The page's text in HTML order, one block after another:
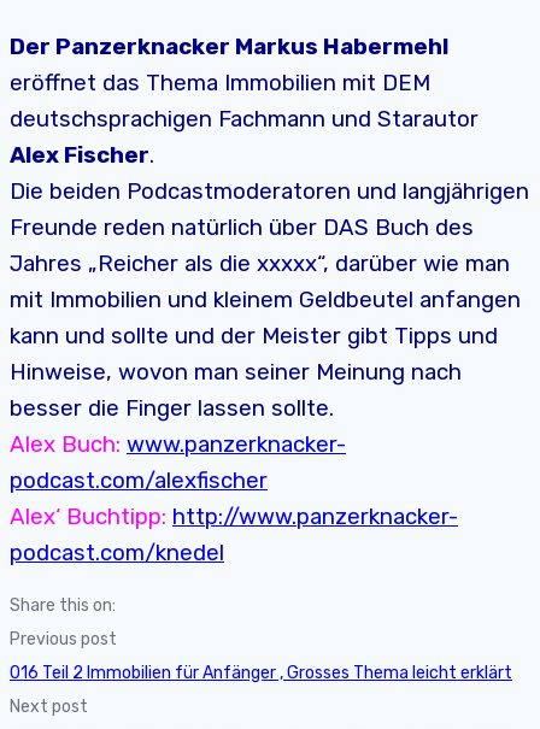
Der Panzerknacker Markus Habermehl
eröffnet das Thema Immobilien mit DEM
deutschsprachigen Fachmann und Starautor
Alex Fischer.
Die beiden Podcastmoderatoren und langjährigen
Freunde reden natürlich über DAS Buch des
Jahres „Reicher als die xxxxx“, darüber wie man
mit Immobilien und kleinem Geldbeutel anfangen
kann und sollte und der Meister gibt Tipps und
Hinweise, wovon man seiner Meinung nach
besser die Finger lassen sollte.
Alex Buch: www.panzerknacker-
podcast.com/alexfischer
Alex‘ Buchtipp: http://www.panzerknacker-
podcast.com/knedel
Share this on:
Previous post
016 Teil 2 Immobilien für Anfänger , Grosses Thema leicht erklärt
Next post